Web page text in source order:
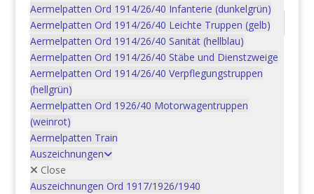
Aermelpatten Ord 1914/26/40 Infanterie (dunkelgrün)
Aermelpatten Ord 1914/26/40 Leichte Truppen (gelb)
Aermelpatten Ord 1914/26/40 Sanität (hellblau)
Aermelpatten Ord 1914/26/40 Stäbe und Dienstzweige
Aermelpatten Ord 1914/26/40 Verpflegungstruppen
(hellgrün)
Aermelpatten Ord 1926/40 Motorwagentruppen
(weinrot)
Aermelpatten Train
Auszeichnungen
Close
Auszeichnungen Ord 1917/1926/1940
Beschreibung
Beschreibung
Bestellnummer: 15BAD4010B_S
Objekt: Gr art 2, EM gr art 2
Tenue: B
Ordonnanz: 2004